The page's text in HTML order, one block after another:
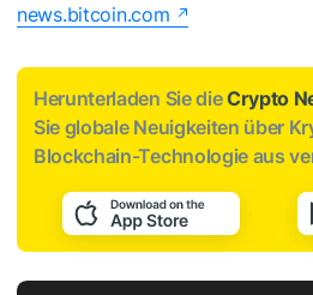
news.bitcoin.com
Herunterladen Sie dieCrypto
Sie globale Neuigkeiten über
Blockchain-Technologie aus